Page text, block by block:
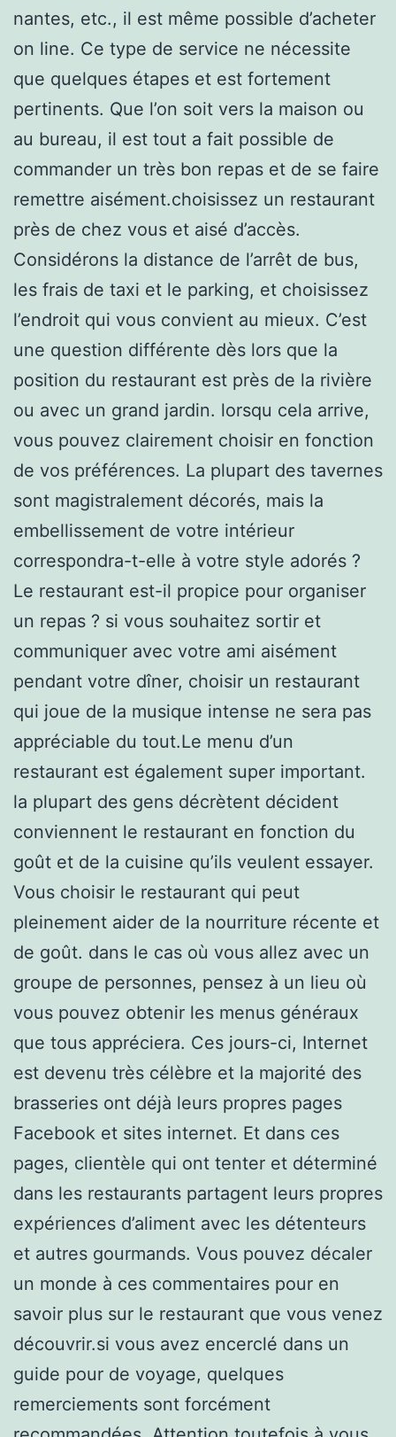
nantes, etc., il est même possible d’acheter
on line. Ce type de service ne nécessite
que quelques étapes et est fortement
pertinents. Que l’on soit vers la maison ou
au bureau, il est tout a fait possible de
commander un très bon repas et de se faire
remettre aisément.choisissez un restaurant
près de chez vous et aisé d’accès.
Considérons la distance de l’arrêt de bus,
les frais de taxi et le parking, et choisissez
l’endroit qui vous convient au mieux. C’est
une question différente dès lors que la
position du restaurant est près de la rivière
ou avec un grand jardin. lorsqu cela arrive,
vous pouvez clairement choisir en fonction
de vos préférences. La plupart des tavernes
sont magistralement décorés, mais la
embellissement de votre intérieur
correspondra-t-elle à votre style adorés ?
Le restaurant est-il propice pour organiser
un repas ? si vous souhaitez sortir et
communiquer avec votre ami aisément
pendant votre dîner, choisir un restaurant
qui joue de la musique intense ne sera pas
appréciable du tout.Le menu d’un
restaurant est également super important.
la plupart des gens décrètent décident
conviennent le restaurant en fonction du
goût et de la cuisine qu’ils veulent essayer.
Vous choisir le restaurant qui peut
pleinement aider de la nourriture récente et
de goût. dans le cas où vous allez avec un
groupe de personnes, pensez à un lieu où
vous pouvez obtenir les menus généraux
que tous appréciera. Ces jours-ci, Internet
est devenu très célèbre et la majorité des
brasseries ont déjà leurs propres pages
Facebook et sites internet. Et dans ces
pages, clientèle qui ont tenter et déterminé
dans les restaurants partagent leurs propres
expériences d’aliment avec les détenteurs
et autres gourmands. Vous pouvez décaler
un monde à ces commentaires pour en
savoir plus sur le restaurant que vous venez
découvrir.si vous avez encerclé dans un
guide pour de voyage, quelques
remerciements sont forcément